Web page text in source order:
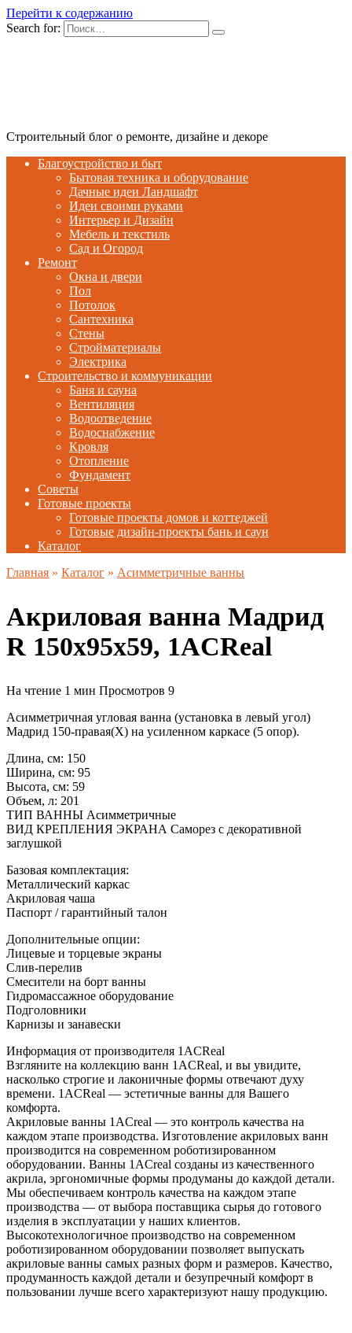
Перейти к содержанию
Search for:
Строительный блог о ремонте, дизайне и декоре
Благоустройство и быт
Бытовая техника и оборудование
Дачные идеи Ландшафт
Идеи своими руками
Интерьер и Дизайн
Мебель и текстиль
Сад и Огород
Ремонт
Окна и двери
Пол
Потолок
Сантехника
Стены
Стройматериалы
Электрика
Строительство и коммуникации
Баня и сауна
Вентиляция
Водоотведение
Водоснабжение
Кровля
Отопление
Фундамент
Советы
Готовые проекты
Готовые проекты домов и коттеджей
Готовые дизайн-проекты бань и саун
Каталог
Главная » Каталог » Асимметричные ванны
Акриловая ванна Мадрид
R 150х95х59, 1ACReal
На чтение 1 мин Просмотров 9
Асимметричная угловая ванна (установка в левый угол)
Мадрид 150-правая(Х) на усиленном каркасе (5 опор).
Длина, см: 150
Ширина, см: 95
Высота, см: 59
Объем, л: 201
ТИП ВАННЫ Асимметричные
ВИД КРЕПЛЕНИЯ ЭКРАНА Саморез с декоративной
заглушкой
Базовая комплектация:
Металлический каркас
Акриловая чаша
Паспорт / гарантийный талон
Дополнительные опции:
Лицевые и торцевые экраны
Слив-перелив
Смесители на борт ванны
Гидромассажное оборудование
Подголовники
Карнизы и занавески
Информация от производителя 1ACReal
Взгляните на коллекцию ванн 1ACReal, и вы увидите,
насколько строгие и лаконичные формы отвечают духу
времени. 1ACReal — эстетичные ванны для Вашего
комфорта.
Акриловые ванны 1ACreal — это контроль качества на
каждом этапе производства. Изготовление акриловых ванн
производится на современном роботизированном
оборудовании. Ванны 1ACreal созданы из качественного
акрила, эргономичные формы продуманы до каждой детали.
Мы обеспечиваем контроль качества на каждом этапе
производства — от выбора поставщика сырья до готового
изделия в эксплуатации у наших клиентов.
Высокотехнологичное производство на современном
роботизированном оборудовании позволяет выпускать
акриловые ванны самых разных форм и размеров. Качество,
продуманность каждой детали и безупречный комфорт в
пользовании лучше всего характеризуют нашу продукцию.